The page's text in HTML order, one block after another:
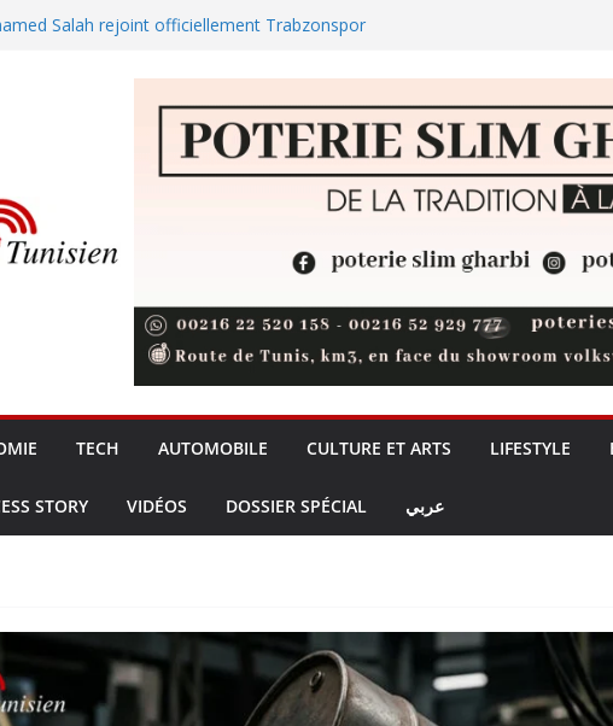
Salah rejoint officiellement Trabzonspor
prérogatives et la qualité de la formation + (Vidéo)
opérateurs privés gèrent 73 % des réserves de pommes
MDT pour le nettoyage des plages et des zones
en haute saison
TECH AUTOMOBILE CULTURE ET ARTS LIFESTYLE
STORY VIDÉOS DOSSIER SPÉCIAL عربي